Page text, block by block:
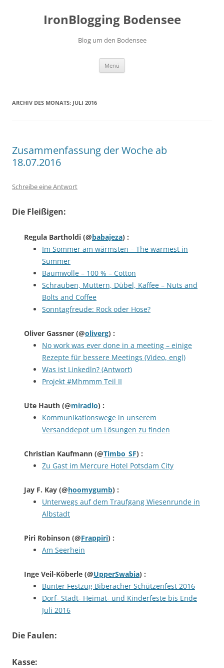
IronBlogging Bodensee
Blog um den Bodensee
Menü
ARCHIV DES MONATS: JULI 2016
Zusammenfassung der Woche ab
18.07.2016
Schreibe eine Antwort
Die Fleißigen:
Regula Bartholdi (@babajeza) :
Im Sommer am wärmsten – The warmest in
Summer
Baumwolle – 100 % – Cotton
Schrauben, Muttern, Dübel, Kaffee – Nuts and
Bolts and Coffee
Sonntagfreude: Rock oder Hose?
Oliver Gassner (@oliverg) :
No work was ever done in a meeting – einige
Rezepte für bessere Meetings (Video, engl)
Was ist Linkedln? (Antwort)
Projekt #Mhmmm Teil II
Ute Hauth (@miradlo) :
Kommunikationswege in unserem
Versanddepot um Lösungen zu finden
Christian Kaufmann (@Timbo_SF) :
Zu Gast im Mercure Hotel Potsdam City
Jay F. Kay (@hoomygumb) :
Unterwegs auf dem Traufgang Wiesenrunde in
Albstadt
Piri Robinson (@Frappiri) :
Am Seerhein
Inge Veil-Köberle (@UpperSwabia) :
Bunter Festzug Biberacher Schützenfest 2016
Dorf- Stadt- Heimat- und Kinderfeste bis Ende
Juli 2016
Die Faulen:
Kasse: